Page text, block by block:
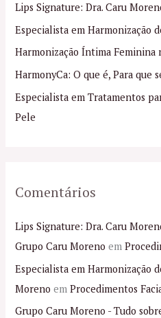
s
a
r
p
o
r
Lips Signature: Dra. Caru
Especialista em Harmonização
Harmonização Íntima Feminina
HarmonyCa: O que é, Para que
Especialista em Tratamentos
Pele
Comentários
Lips Signature: Dra. Caru
Grupo Caru Moreno em
Especialista em Harmonização
Moreno emProcedimentos
Grupo Caru Moreno - Tudo